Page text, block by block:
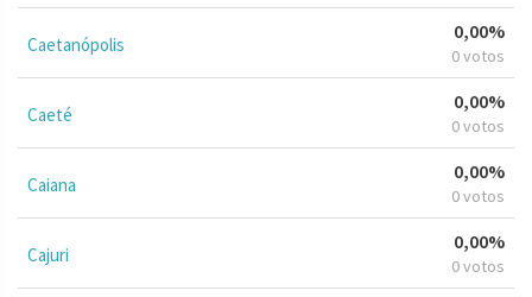
Caetanópolis
0,00%
0 votos
Caeté
0,00%
0 votos
Caiana
0,00%
0 votos
Cajuri
0,00%
0 votos